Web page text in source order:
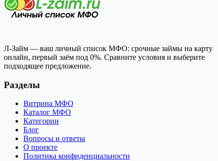
Л-Займ — ваш личный список МФО: срочные займы на карту
онлайн, первый заём под 0%. Сравните условия и выберите
подходящее предложение.
Разделы
Витрина МФО
Каталог МФО
Категории
Блог
Вопросы и ответы
О проекте
Политика конфиденциальности